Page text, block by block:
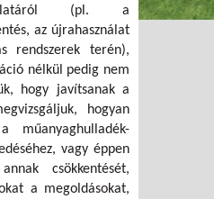
(pl. a
az újrahasználat
rendszerek terén),
nélkül pedig nem
hogy javítsanak a
hogyan
műanyaghulladék-
vagy éppen
csökkentését,
a megoldásokat,